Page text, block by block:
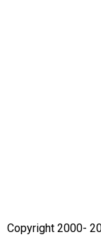
Copyright 2000-